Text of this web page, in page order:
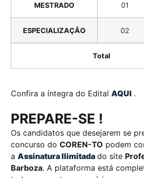
MESTRADO 01
ESPECIALIZAÇÃO 02
Total
Confira a íntegra do EditalAQUI .
PREPARE-SE !
Os candidatos que desejarem se
concurso doCOREN-TO podem
aAssinatura Ilimitada do site
Barboza. A plataforma está